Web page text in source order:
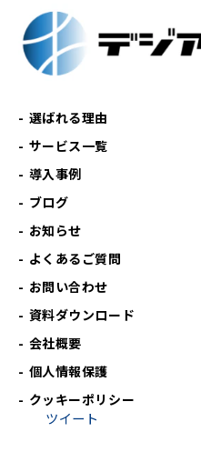
選ばれる理由
サービス一覧
導入事例
ブログ
お知らせ
よくあるご質問
お問い合わせ
資料ダウンロード
会社概要
個人情報保護
クッキーポリシー
ツイート